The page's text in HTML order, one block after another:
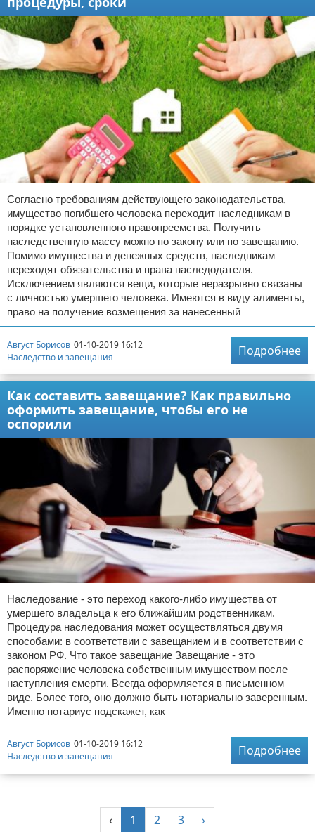
Согласно требованиям действующего законодательства,
имущество погибшего человека переходит наследникам в
порядке установленного правопреемства. Получить
наследственную массу можно по закону или по завещанию.
Помимо имущества и денежных средств, наследникам
переходят обязательства и права наследодателя.
Исключением являются вещи, которые неразрывно связаны
с личностью умершего человека. Имеются в виду алименты,
право на получение возмещения за нанесенный
Август Борисов 01-10-2019 16:12
Наследство и завещания
Подробнее
Как составить завещание? Как правильно
оформить завещание, чтобы его не
оспорили
Наследование - это переход какого-либо имущества от
умершего владельца к его ближайшим родственникам.
Процедура наследования может осуществляться двумя
способами: в соответствии с завещанием и в соответствии с
законом РФ. Что такое завещание Завещание - это
распоряжение человека собственным имуществом после
наступления смерти. Всегда оформляется в письменном
виде. Более того, оно должно быть нотариально заверенным.
Именно нотариус подскажет, как
Август Борисов 01-10-2019 16:12
Наследство и завещания
Подробнее
‹ 1 2 3 ›